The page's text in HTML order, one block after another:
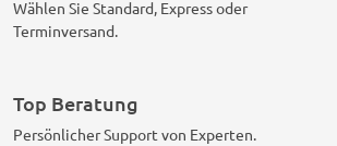
Wählen Sie Standard, Express oder
Terminversand.
Top Beratung
Persönlicher Support von Experten.